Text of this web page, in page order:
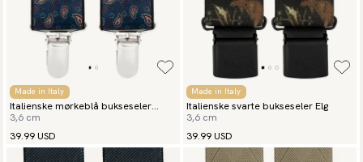
Made in Italy
Italienske mørkeblå bukseseler
paisley
3,6 cm
39.99 USD
Made in Italy
Italienske svarte bukseseler Elg
3,6 cm
39.99 USD